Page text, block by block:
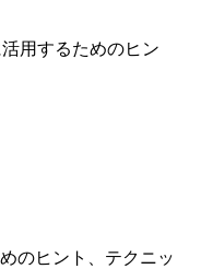
活用するためのヒン
のヒント、テクニッ